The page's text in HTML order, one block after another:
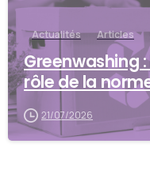
Actualités Articles
Greenwashing
rôle de la
21/07/2026